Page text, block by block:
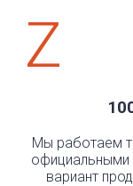
Z
Мы работаем
официальными
вариант